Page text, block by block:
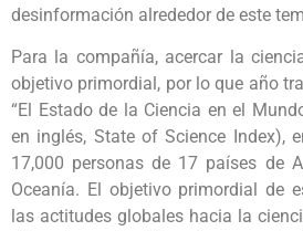
desinformación alrededor de este
Para la compañía, acercar la
objetivo primordial, por lo que año
“El Estado de la Ciencia en el
en inglés, State of Science Index),
17,000 personas de 17 países de
Oceanía. El objetivo primordial de
las actitudes globales hacia la